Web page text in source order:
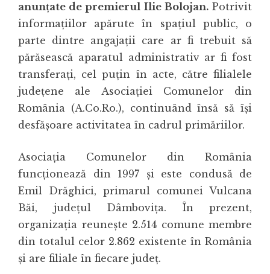
anunțate de premierul Ilie Bolojan.Potrivit
informațiilor apărute în spațiul public, o
parte dintre angajații care ar fi trebuit să
părăsească aparatul administrativ ar fi fost
transferați, cel puțin în acte, către filialele
județene ale Asociației Comunelor din
România (A.Co.Ro.), continuând însă să își
desfășoare activitatea în cadrul primăriilor.
Asociația Comunelor din România
funcționează din 1997 și este condusă de
Emil Drăghici, primarul comunei Vulcana
Băi, județul Dâmbovița. În prezent,
organizația reunește 2.514 comune membre
din totalul celor 2.862 existente în România
și are filiale în fiecare județ.